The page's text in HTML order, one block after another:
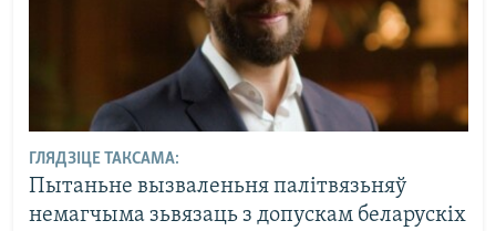
ГЛЯДЗІЦЕ ТАКСАМА:
Пытаньне вызваленьня палітвязьняў
немагчыма зьвязаць з допускам беларускіх